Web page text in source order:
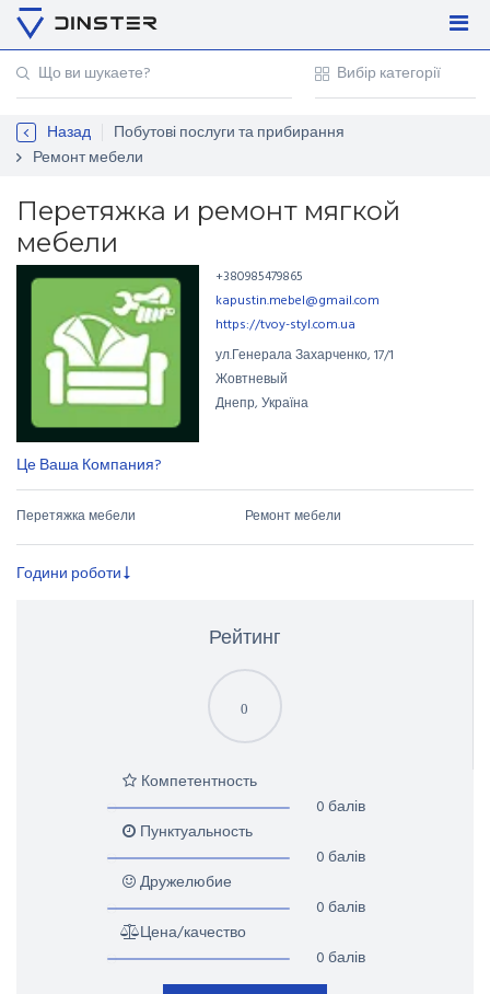
Регістрація
Контакти
Назад
Побутові послуги та прибирання
Ремонт мебели
Перетяжка и ремонт мягкой
мебели
Це Ваша Компания?
Перетяжка мебели Ремонт мебели
+380985479865
kapustin.mebel@gmail.com
https://tvoy-styl.com.ua
ул.Генерала Захарченко,17/1
Жовтневый
Днепр, Україна
Години роботи
Рейтинг
0
Компетентность
0 балів
Пунктуальность
0 балів
Дружелюбие
0 балів
Цена/качество
0 балів